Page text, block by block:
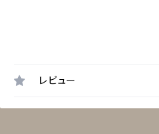
レビュー